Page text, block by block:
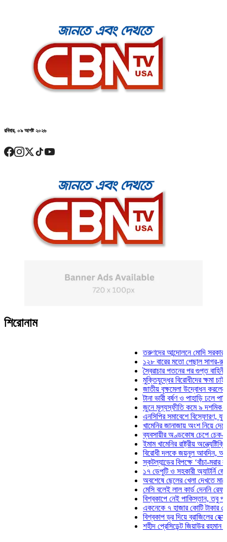
রবিবার, ০৯ আগষ্ট ২০২৬
শিরোনাম
তরুণদের আন্দোলনে মোদি সরকার দুর্বল
১২৮ বারের মতো পেছাল সাগর-রুনি
স্বৈরাচার পতনের পর গুপ্ত বাহিনীর
মুক্তিযুদ্ধের বিরোধীদের ক্ষমা চাইতে
জাতীয় বৃক্ষমেলা উদ্বোধন করলেন
টানা ভারী বর্ষণ ও পাহাড়ি ঢলে পানিবন্দি
জুনে মূল্যস্ফীতি কমে ৯ দশমিক ১৬
এনসিপির সমাবেশে বিস্ফোরণ, যুবলীগের
খামেনির জানাজায় অংশ নিয়ে দেশে
ব্যবসায়ীর অণ্ডকোষ চেপে চেক-
ইমাম খামেনির রাষ্ট্রীয়
বিরোধী দলকে জয়নুল আবদিন, আপনারা
স্কটল্যান্ডের বিপক্ষে ‘বাঁচা-মরার
১৭ ডেপুটি ও সহকারী অ্যাটর্নি
অবশেষে ছেলের খেলা দেখতে মাঠে
মেসি বলেই লাল কার্ড দেননি রেফারি!
বিশ্বকাপে নেই পাকিস্তান, তবু প্রতিটি
একনেকে ৭ হাজার কোটি টাকার ৫
বিশ্বকাপ ড্র দিয়ে ব্রাজিলের হেক্সা
শহীদ প্রেসিডেন্ট জিয়াউর রহমান